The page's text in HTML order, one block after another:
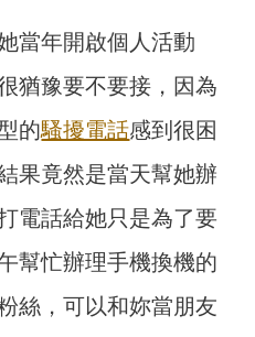
當年開啟個人活動
猶豫要不要接，因為
的騷擾電話感到很困
果竟然是當天幫她辦
電話給她只是為了要
幫忙辦理手機換機的
絲，可以和妳當朋友